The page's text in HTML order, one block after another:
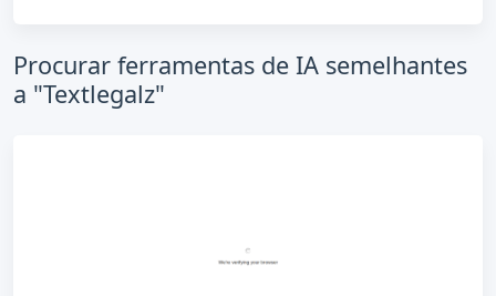
Procurar ferramentas de IA semelhantes
a "Textlegalz"